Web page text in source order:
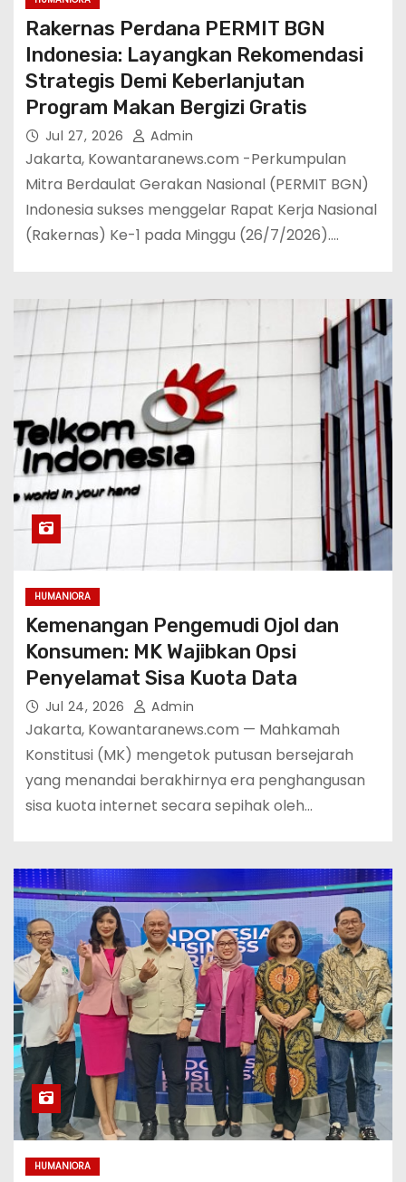
Rakernas Perdana PERMIT BGN
Indonesia: Layangkan Rekomendasi
Strategis Demi Keberlanjutan
Program Makan Bergizi Gratis
Jul 27, 2026 Admin
Jakarta, Kowantaranews.com -Perkumpulan
Mitra Berdaulat Gerakan Nasional (PERMIT BGN)
Indonesia sukses menggelar Rapat Kerja Nasional
(Rakernas) Ke-1 pada Minggu (26/7/2026).…
HUMANIORA
Kemenangan Pengemudi Ojol dan
Konsumen: MK Wajibkan Opsi
Penyelamat Sisa Kuota Data
Jul 24, 2026 Admin
Jakarta, Kowantaranews.com — Mahkamah
Konstitusi (MK) mengetok putusan bersejarah
yang menandai berakhirnya era penghangusan
sisa kuota internet secara sepihak oleh…
HUMANIORA